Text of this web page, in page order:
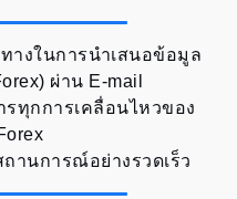
างในการนำเสนอข้อมูล
ผ่าน E-mail
ทุกการเคลื่อนไหวของ
านการณ์อย่างรวดเร็ว